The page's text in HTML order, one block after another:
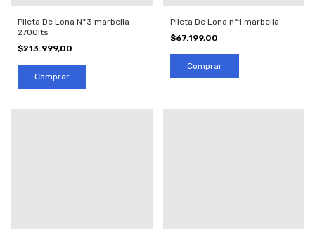
Pileta De Lona N°3 marbella
2700lts
$213.999,00
Pileta De Lona n°1 marbella
$67.199,00